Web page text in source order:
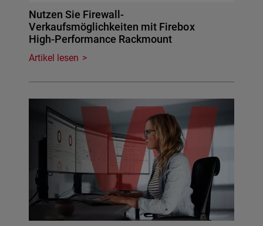
Nutzen Sie Firewall-
Verkaufsmöglichkeiten mit Firebox
High-Performance Rackmount
Artikel lesen